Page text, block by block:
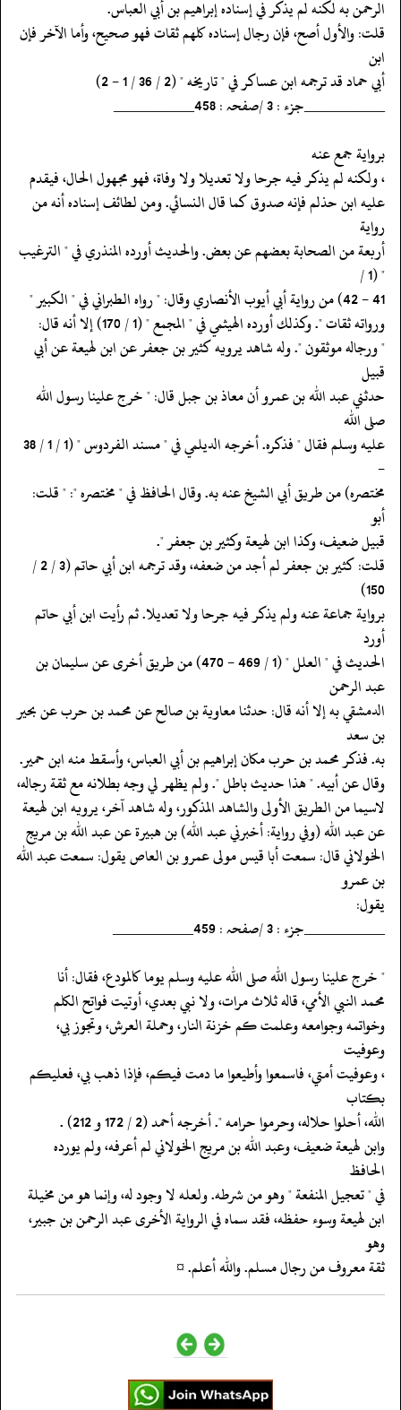
‏‏‏‏الرحمن به لكنه لم يذكر في إسناده إبراهيم بن أبي العباس.
‏‏‏‏قلت: والأول أصح، فإن رجال إسناده كلهم ثقات فهو صحيح، وأما الآخر فإن
ابن
‏‏‏‏أبي حماد قد ترجمه ابن عساكر في " تاريخه " (2 / 36 / 1 - 2)
‏‏‏‏__________جزء : 3 /صفحہ : 458__________
‏‏‏‏برواية جمع عنه
‏‏‏‏، ولكنه لم يذكر فيه جرحا ولا تعديلا ولا وفاة، فهو مجهول الحال، فيقدم
‏‏‏‏عليه ابن حذلم فإنه صدوق كما قال النسائي. ومن لطائف إسناده أنه من
رواية
‏‏‏‏أربعة من الصحابة بعضهم عن بعض. والحديث أورده المنذري في " الترغيب
" (1 /
‏‏‏‏ورواته ثقات ". وكذلك أورده الهيثمي في " المجمع " (1 / 170) إلا أنه قال:
‏‏‏‏" ورجاله موثقون ". وله شاهد يرويه كثير بن جعفر عن ابن لهيعة عن أبي
قبيل
‏‏‏‏حدثني عبد الله بن عمرو أن معاذ بن جبل قال: " خرج علينا رسول الله
صلى الله
‏‏‏‏عليه وسلم فقال " فذكره. أخرجه الديلمي في " مسند الفردوس " (1 / 1 / 38
-
‏‏‏‏مختصره) من طريق أبي الشيخ عنه به. وقال الحافظ في " مختصره ": " قلت:
أبو
‏‏‏‏قبيل ضعيف، وكذا ابن لهيعة وكثير بن جعفر ".
‏‏‏‏قلت: كثير بن جعفر لم أجد من ضعفه، وقد ترجمه ابن أبي حاتم (3 / 2 /
150)
‏‏‏‏برواية جماعة عنه ولم يذكر فيه جرحا ولا تعديلا. ثم رأيت ابن أبي حاتم
أورد
‏‏‏‏الحديث في " العلل " (1 / 469 - 470) من طريق أخرى عن سليمان بن
عبد الرحمن
‏‏‏‏الدمشقي به إلا أنه قال: حدثنا معاوية بن صالح عن محمد بن حرب عن بحير
بن سعد
‏‏‏‏به. فذكر محمد بن حرب مكان إبراهيم بن أبي العباس، وأسقط منه ابن حمير.
‏‏‏‏وقال عن أبيه. " هذا حديث باطل ". ولم يظهر لي وجه بطلانه مع ثقة رجاله،
‏‏‏‏لاسيما من الطريق الأولى والشاهد المذكور، وله شاهد آخر، يرويه ابن لهيعة
‏‏‏‏عن عبد الله (وفي رواية: أخبرني عبد الله) بن هبيرة عن عبد الله بن مريج
‏‏‏‏الخولاني قال: سمعت أبا قيس مولى عمرو بن العاص يقول: سمعت عبد الله
بن عمرو
‏‏‏‏يقول:
‏‏‏‏__________جزء : 3 /صفحہ : 459__________
‏‏‏‏" خرج علينا رسول الله صلى الله عليه وسلم يوما كالمودع، فقال: أنا
‏‏‏‏محمد النبي الأمي، قاله ثلاث مرات، ولا نبي بعدي، أوتيت فواتح الكلم
‏‏‏‏وخواتمه وجوامعه وعلمت كم خزنة النار، وحملة العرش، وتجوز بي،
وعوفيت
‏‏‏‏، وعوفيت أمتي، فاسمعوا وأطيعوا ما دمت فيكم، فإذا ذهب بي، فعليكم
بكتاب
‏‏‏‏الله، أحلوا حلاله، وحرموا حرامه ". أخرجه أحمد (2 / 172 و 212) .
‏‏‏‏وابن لهيعة ضعيف، وعبد الله بن مريج الخولاني لم أعرفه، ولم يورده
الحافظ
‏‏‏‏في " تعجيل المنفعة " وهو من شرطه. ولعله لا وجود له، وإنما هو من مخيلة
‏‏‏‏ابن لهيعة وسوء حفظه، فقد سماه في الرواية الأخرى عبد الرحمن بن جبير،
وهو
‏‏‏‏ثقة معروف من رجال مسلم. والله أعلم. ¤